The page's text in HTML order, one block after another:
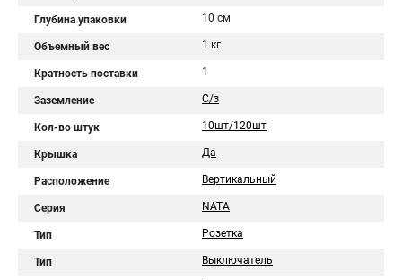
Глубина упаковки 10 см
Объемный вес 1 кг
Кратность поставки 1
Заземление С/з
Кол-во штук 10шт/120шт
Крышка Да
Расположение Вертикальный
Серия NATA
Тип Розетка
Тип Выключатель